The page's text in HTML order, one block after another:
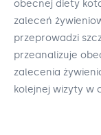
obecnej diety
zaleceń
przeprowadzi
przeanalizuje
zalecenia
kolejnej wizyty w